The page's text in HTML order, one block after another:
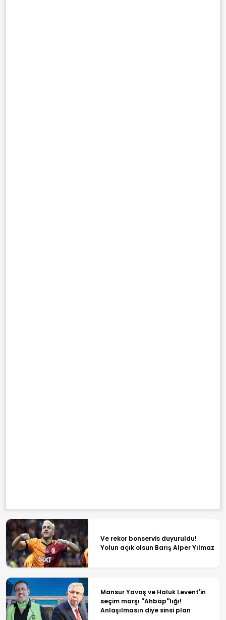
Ve rekor bonservis duyuruldu!
Yolun açık olsun Barış Alper Yılmaz
Mansur Yavaş ve Haluk Levent'in
seçim marşı ''Ahbap''lığı!
Anlaşılmasın diye sinsi plan